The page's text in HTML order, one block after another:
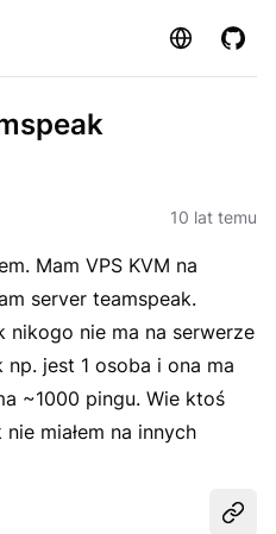
Strona
10 lat temu
Mam VPS KVM na
server teamspeak.
nikogo nie ma na serwerze
jest 1 osoba i ona ma
~1000 pingu. Wie ktoś
miałem na innych